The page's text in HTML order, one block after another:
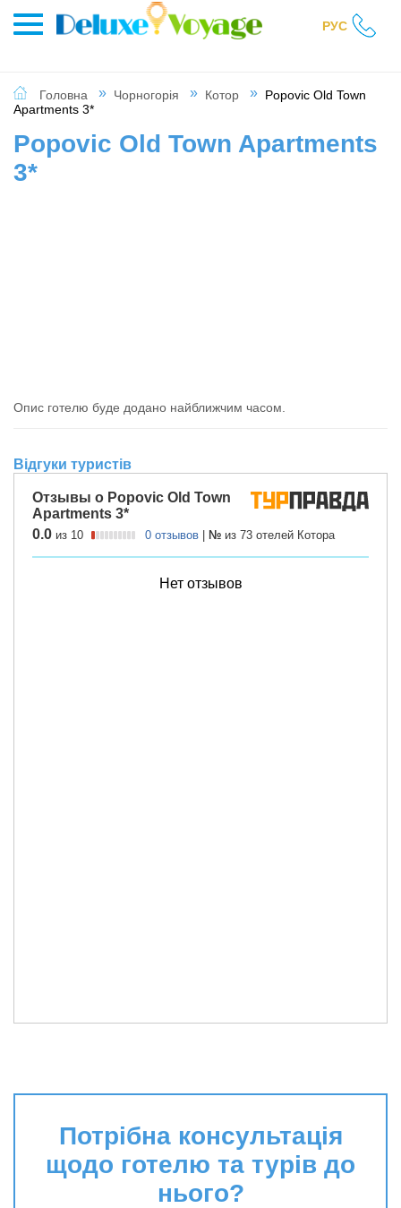
РУС
Головна Чорногорія Котор
Popovic Old Town
Apartments 3*
Popovic Old Town Apartments
3*
Опис готелю буде додано найближчим часом.
Відгуки туристів
Потрібна консультація
щодо готелю та турів до
нього?